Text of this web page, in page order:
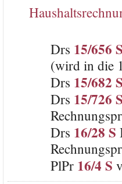
Drs 15/656
(wird in die
Drs 15/682
Drs 15/726
Drs 16/28 S
PlPr 16/4 S